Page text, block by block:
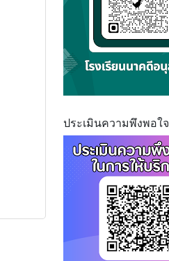
ประเมินความพึงพอใจ